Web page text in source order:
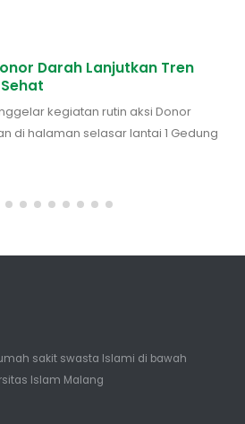
Darah Lanjutkan Tren
kegiatan rutin aksi Donor
di halaman selasar lantai 1 Gedung
sakit swasta Islami di bawah
Islam Malang